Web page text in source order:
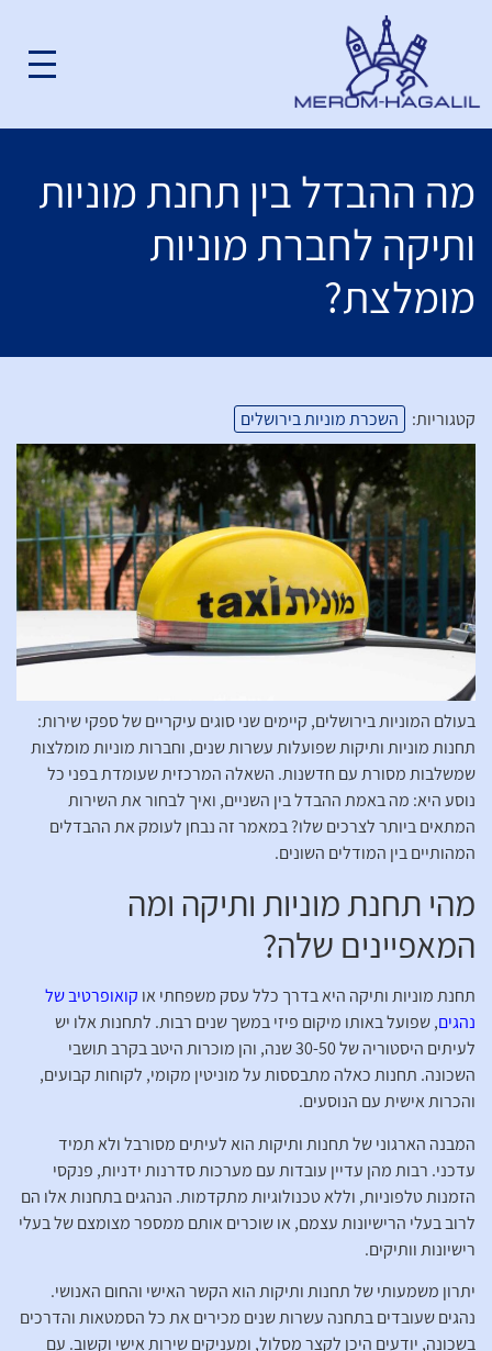
מה ההבדל בין תחנת מוניות
ותיקה לחברת מוניות
מומלצת?
קטגוריות: השכרת מוניות בירושלים
בעולם המוניות בירושלים, קיימים שני סוגים עיקריים של ספקי שירות:
תחנות מוניות ותיקות שפועלות עשרות שנים, וחברות מוניות מומלצות
שמשלבות מסורת עם חדשנות. השאלה המרכזית שעומדת בפני כל
נוסע היא: מה באמת ההבדל בין השניים, ואיך לבחור את השירות
המתאים ביותר לצרכים שלו? במאמר זה נבחן לעומק את ההבדלים
המהותיים בין המודלים השונים.
מהי תחנת מוניות ותיקה ומה
המאפיינים שלה?
תחנת מוניות ותיקה היא בדרך כלל עסק משפחתי או קואופרטיב של
נהגים, שפועל באותו מיקום פיזי במשך שנים רבות. לתחנות אלו יש
לעיתים היסטוריה של 30-50 שנה, והן מוכרות היטב בקרב תושבי
השכונה. תחנות כאלה מתבססות על מוניטין מקומי, לקוחות קבועים,
והכרות אישית עם הנוסעים.
המבנה הארגוני של תחנות ותיקות הוא לעיתים מסורבל ולא תמיד
עדכני. רבות מהן עדיין עובדות עם מערכות סדרנות ידניות, פנקסי
הזמנות טלפוניות, וללא טכנולוגיות מתקדמות. הנהגים בתחנות אלו הם
לרוב בעלי הרישיונות עצמם, או שוכרים אותם ממספר מצומצם של בעלי
רישיונות וותיקים.
יתרון משמעותי של תחנות ותיקות הוא הקשר האישי והחום האנושי.
נהגים שעובדים בתחנה עשרות שנים מכירים את כל הסמטאות והדרכים
בשכונה, יודעים היכן לקצר מסלול, ומעניקים שירות אישי וקשוב. עם